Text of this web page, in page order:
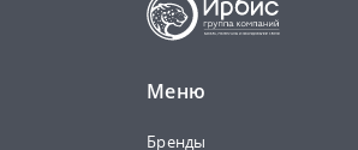
Меню
Бренды